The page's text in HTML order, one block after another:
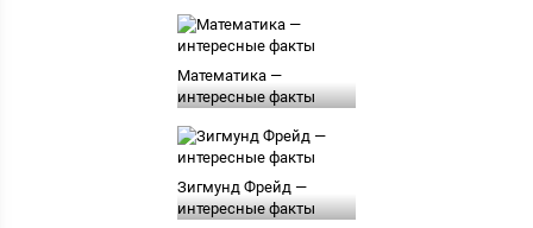
Математика —
интересные факты
Зигмунд Фрейд —
интересные факты